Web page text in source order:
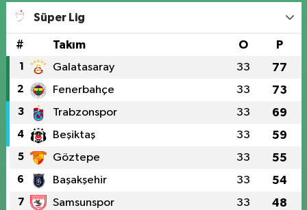
Süper Lig
# Takım O P
1 Galatasaray 33 77
2 Fenerbahçe 33 73
3 Trabzonspor 33 69
4 Beşiktaş 33 59
5 Göztepe 33 55
6 Başakşehir 33 54
7 Samsunspor 33 48